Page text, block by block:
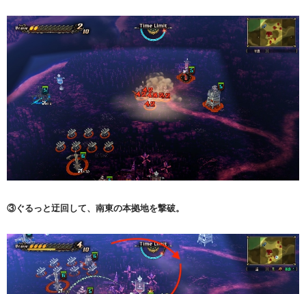
③ぐるっと迂回して、南東の本拠地を撃破。